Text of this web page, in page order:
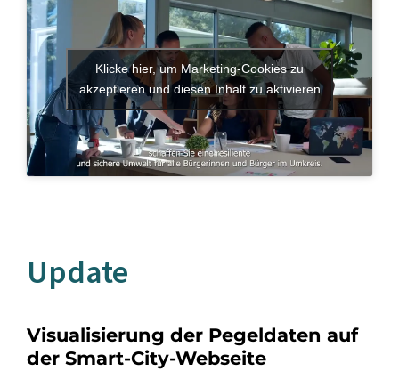
Klicke hier, um Marketing-Cookies zu
akzeptieren und diesen Inhalt zu aktivieren
Update
Visualisierung der Pegeldaten auf
der Smart-City-Webseite